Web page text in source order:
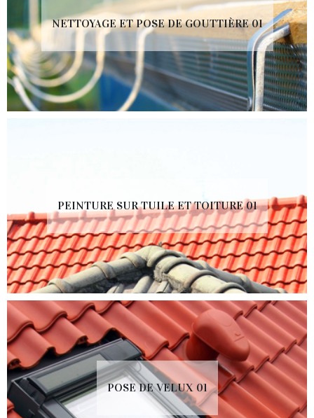
NETTOYAGE ET POSE DE GOUTTIÈRE 01
PEINTURE SUR TUILE ET TOITURE 01
POSE DE VELUX 01